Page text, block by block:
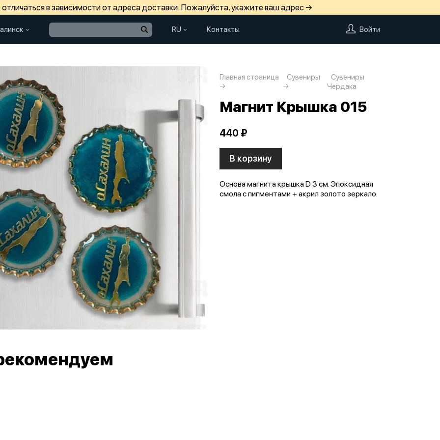
в зависимости от адреса доставки. Пожалуйста, укажите ваш адрес →
RU Контакты Войти
Главная страница Сувениры
Сувениры
Чердака
Магнит Крышка 015
440 ₽
В корзину
Основа магнита крышка D 3 см. Эпоксидная
смола с пигментами + акрил золото зеркало.